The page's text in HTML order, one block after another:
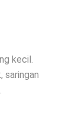
kecil.
saringan